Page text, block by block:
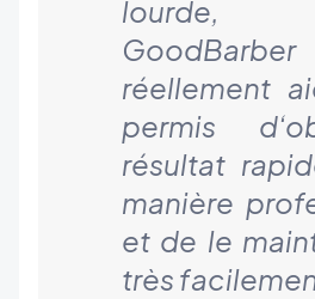
réellement
permis
résultat
manière
et de le
très